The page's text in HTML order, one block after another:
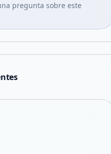
pregunta sobre este